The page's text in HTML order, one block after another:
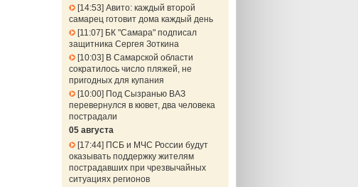
14:53 Авито: каждый второй
самарец готовит дома каждый день
11:07
БК "Самара" подписал
защитника Сергея Зоткина
10:03
В Самарской области
сократилось число пляжей, не
пригодных для купания
10:00 Под Сызранью ВАЗ
перевернулся в кювет, два человека
пострадали
05 августа
17:44 ПСБ и МЧС России будут
оказывать поддержку жителям
пострадавших при чрезвычайных
ситуациях регионов